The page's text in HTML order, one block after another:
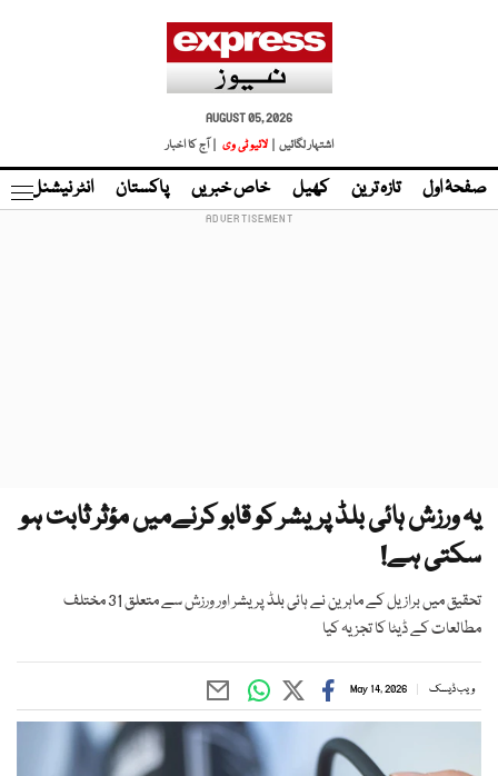
AUGUST 05, 2026
اشتہار لگائیں |
لائیو ٹی وی | آج کا اخبار
صفحۂ اول تازہ ترین کھیل خاص خبریں پاکستان انٹر نیشنل
یہ ورزش ہائی بلڈ پریشر کو قابو کرنےمیں مؤثر ثابت ہو
سکتی ہے!
تحقیق میں برازیل کے ماہرین نے ہائی بلڈ پریشر اور ورزش سے متعلق 31 مختلف
مطالعات کے ڈیٹا کا تجزیہ کیا
ویب ڈیسک May 14, 2026